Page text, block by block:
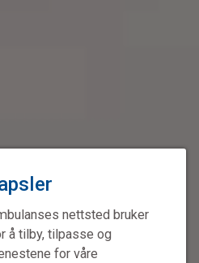
nettsted bruker
å tilby, tilpasse og
for våre